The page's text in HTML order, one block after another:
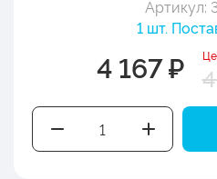
Артикул:
1 шт.
4 167 ₽